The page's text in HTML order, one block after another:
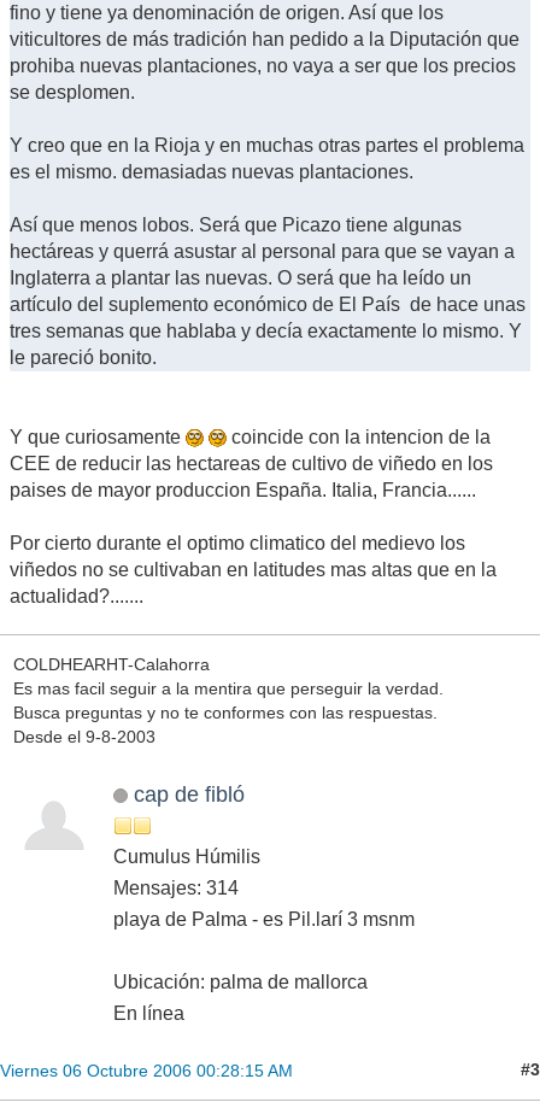
fino y tiene ya denominación de origen. Así que los
viticultores de más tradición han pedido a la Diputación que
prohiba nuevas plantaciones, no vaya a ser que los precios
se desplomen.
Y creo que en la Rioja y en muchas otras partes el problema
es el mismo. demasiadas nuevas plantaciones.
Así que menos lobos. Será que Picazo tiene algunas
hectáreas y querrá asustar al personal para que se vayan a
Inglaterra a plantar las nuevas. O será que ha leído un
artículo del suplemento económico de El País de hace unas
tres semanas que hablaba y decía exactamente lo mismo. Y
le pareció bonito.
Y que curiosamente
coincide con la intencion de la
CEE de reducir las hectareas de cultivo de viñedo en los
paises de mayor produccion España. Italia, Francia......
Por cierto durante el optimo climatico del medievo los
viñedos no se cultivaban en latitudes mas altas que en la
actualidad?.......
COLDHEARHT-Calahorra
Es mas facil seguir a la mentira que perseguir la verdad.
Busca preguntas y no te conformes con las respuestas.
Desde el 9-8-2003
cap de fibló
Cumulus Húmilis
Mensajes: 314
playa de Palma - es Pil.larí 3 msnm
Ubicación: palma de mallorca
En línea
Viernes 06 Octubre 2006 00:28:15 AM #3